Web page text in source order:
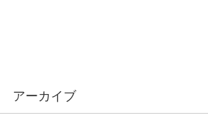
アーカイブ